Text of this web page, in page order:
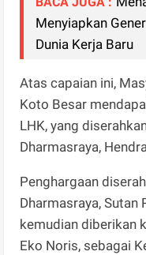
Menyiapkan
Dunia Kerja Baru
Atas capaian ini,
Koto Besar
LHK, yang
Dharmasraya,
Penghargaan
Dharmasraya, Sutan
kemudian diberikan
Eko Noris, sebagai